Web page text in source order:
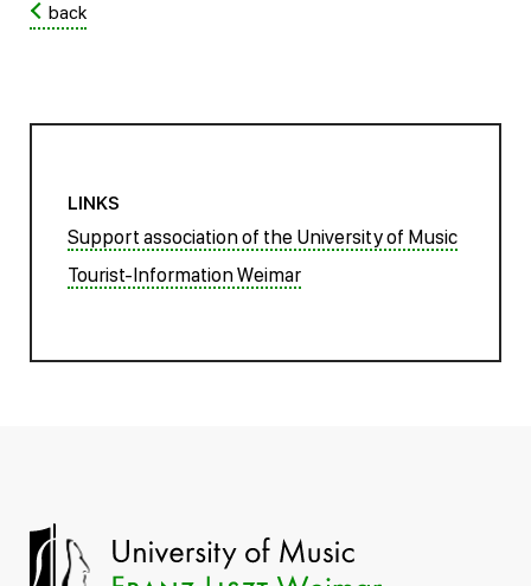
back
LINKS
Support association of the University of Music
Tourist-Information Weimar